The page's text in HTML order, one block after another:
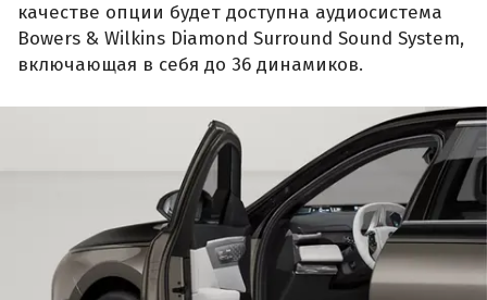
качестве опции будет доступна аудиосистема
Bowers & Wilkins Diamond Surround Sound System,
включающая в себя до 36 динамиков.